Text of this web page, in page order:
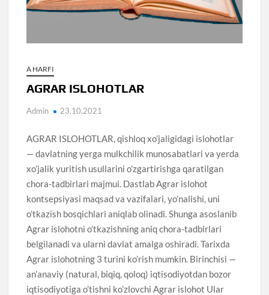
A HARFI
AGRAR ISLOHOTLAR
Admin 23.10.2021
AGRAR ISLOHOTLAR, qishloq xo’jaligidagi islohotlar
— davlatning yerga mulkchilik munosabatlari va yerda
xo’jalik yuritish usullarini o’zgartirishga qaratilgan
chora-tadbirlari majmui. Dastlab Agrar islohot
kontsepsiyasi maqsad va vazifalari, yo’nalishi, uni
o’tkazish bosqichlari aniqlab olinadi. Shunga asoslanib
Agrar islohotni o’tkazishning aniq chora-tadbirlari
belgilanadi va ularni davlat amalga oshiradi. Tarixda
Agrar islohotning 3 turini ko’rish mumkin. Birinchisi —
an’anaviy (natural, biqiq, qoloq) iqtisodiyotdan bozor
iqtisodiyotiga o’tishni ko’zlovchi Agrar islohot Ular